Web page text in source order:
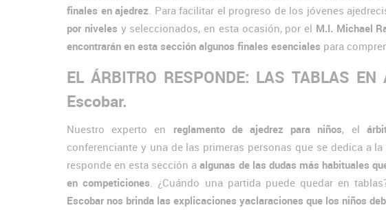
finales en ajedrez . Para facilitar el progreso de los jóvenes
por niveles y seleccionados, en esta ocasión, por el M.I. Michael
encontrarán en esta sección algunos finales esenciales para
EL ÁRBITRO RESPONDE: LAS TABLAS EN
Escobar.
Nuestro experto en reglamento de ajedrez para niños, el
conferenciante y una de las primeras personas que se dedica a
responde en esta sección aalgunas de las dudas más habituales
en competiciones . ¿Cuándo una partida puede quedar en
Escobar nos brinda las explicaciones yaclaraciones que los niños